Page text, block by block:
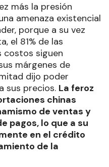
más la presión
amenaza existencial
porque a su vez
el 81% de las
costos siguen
márgenes de
dijo poder
sus precios. La feroz
chinas
de ventas y
pagos, lo que a su
en el crédito
de la